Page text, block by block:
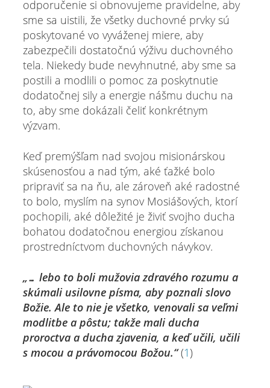
odporučenie si obnovujeme pravidelne, aby
sme sa uistili, že všetky duchovné prvky sú
poskytované vo vyváženej miere, aby
zabezpečili dostatočnú výživu duchovného
tela. Niekedy bude nevyhnutné, aby sme sa
postili a modlili o pomoc za poskytnutie
dodatočnej sily a energie nášmu duchu na
to, aby sme dokázali čeliť konkrétnym
výzvam.
Keď premýšľam nad svojou misionárskou
skúsenosťou a nad tým, aké ťažké bolo
pripraviť sa na ňu, ale zároveň aké radostné
to bolo, myslím na synov Mosiášových, ktorí
pochopili, aké dôležité je živiť svojho ducha
bohatou dodatočnou energiou získanou
prostredníctvom duchovných návykov.
„… lebo to boli mužovia zdravého rozumu a
skúmali usilovne písma, aby poznali slovo
Božie. Ale to nie je všetko, venovali sa veľmi
modlitbe a pôstu; takže mali ducha
proroctva a ducha zjavenia, a keď učili, učili
s mocou a právomocou Božou.“(1)